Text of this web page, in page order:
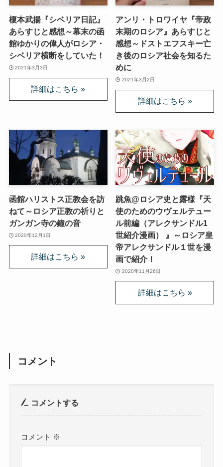
榎本武揚『シベリア日記』
あらすじと感想～幕末の函
館ゆかりの偉人がロシア・
シベリア横断をしていた！
2021年3月3日
アンリ・トロワイヤ『帝政
末期のロシア』あらすじと
感想～ドストエフスキー亡
き後のロシア社会を知るた
めに
2021年3月2日
函館ハリストス正教会を訪
ねて～ロシア正教の祈りと
ガンガン寺の鐘の音
2020年12月1日
跳魚@ロシア史と露様『天
使のためのウヴェルテュー
ル前編（アレクサンドル1
世紹介漫画） 』～ロシア皇
帝アレクサンドル１世を漫
画で紹介！
2020年11月26日
コメント
コメントする
コメント ※